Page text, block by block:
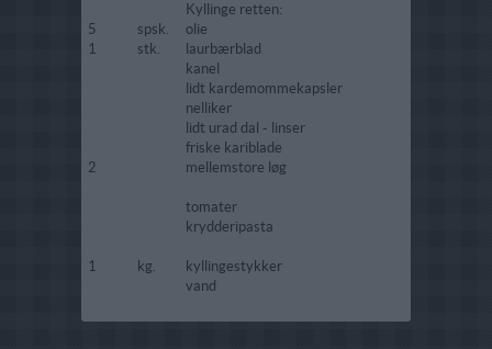
Kyllinge retten:
5
spsk.
olie
1
stk.
laurbærblad
kanel
lidt kardemommekapsler
nelliker
lidt urad dal - linser
friske kariblade
2
mellemstore løg
tomater
krydderipasta
1 kg.
kyllingestykker
vand